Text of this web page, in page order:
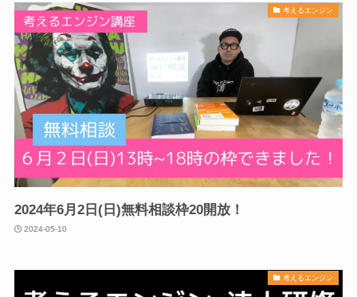
考えるエンジン
2024年6月2日(日)無料相談枠20開放！
2024-05-10
考えるエンジン